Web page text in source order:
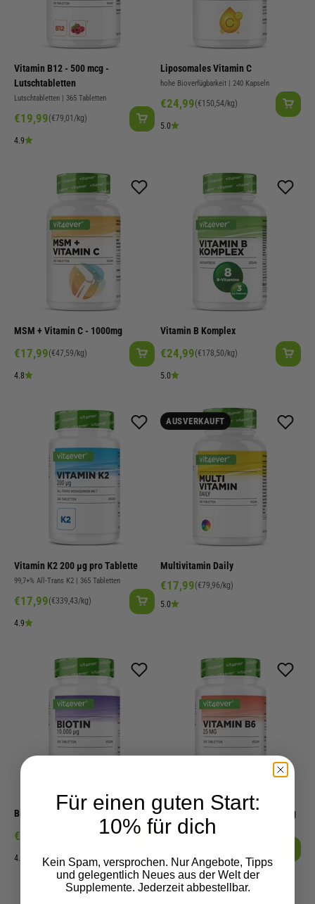
Vitamin B12 - 500 mcg -
Lutschtabletten
Lutschtabletten | 365 Tabletten
Angebot
€19,99(€79,01/kg)
4.9
Liposomales Vitamin C
hohe Bioverfügbarkeit | 240 Kapseln
Angebot
€24,99(€150,54/kg)
5.0
MSM + Vitamin C - 1000mg
Angebot
€17,99(€47,59/kg)
4.8
Vitamin B Komplex
Angebot
€24,99(€178,50/kg)
5.0
Vitamin K2 200 µg pro Tablette
99,7+% All-Trans K2 | 365 Tabletten
Angebot
€17,99(€339,43/kg)
4.9
AUSVERKAUFT
Multivitamin Daily
Angebot
€17,99(€79,96/kg)
5.0
Biotin - 10.000 mcg
Angebot
€11,99
4.8
Vitamin B6 P-5-P Bioaktiv - 25 mg
Pydridoxal-5-Phosphat | 365 Tabletten
4.5
Für einen guten Start:
10% für dich
Kein Spam, versprochen. Nur Angebote, Tipps
und gelegentlich Neues aus der Welt der
Supplemente. Jederzeit abbestellbar.